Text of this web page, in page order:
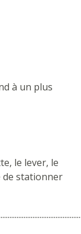
à un plus
le lever, le
de stationner